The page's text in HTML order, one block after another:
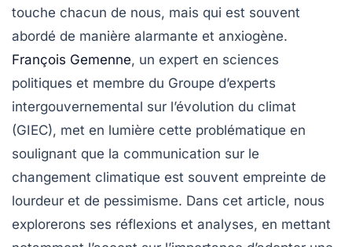
touche chacun de nous, mais qui est souvent
abordé de manière alarmante et anxiogène.
François Gemenne, un expert en sciences
politiques et membre du Groupe d’experts
intergouvernemental sur l’évolution du climat
(GIEC), met en lumière cette problématique en
soulignant que la communication sur le
changement climatique est souvent empreinte de
lourdeur et de pessimisme. Dans cet article, nous
explorerons ses réflexions et analyses, en mettant